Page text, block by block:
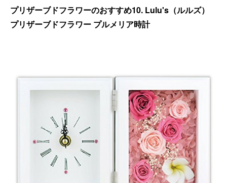
プリザーブドフラワーのおすすめ10. Lulu's（ルルズ）
プリザーブドフラワー プルメリア時計